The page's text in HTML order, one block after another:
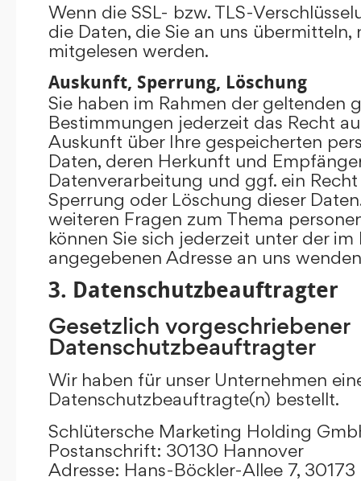
Wenn die SSL- bzw. TLS-
die Daten, die Sie an uns
mitgelesen werden.
Auskunft, Sperrung, Löschung
Sie haben im Rahmen der geltenden
Bestimmungen jederzeit das Recht
Auskunft über Ihre gespeicherten
Daten, deren Herkunft und
Datenverarbeitung und ggf. ein
Sperrung oder Löschung dieser
weiteren Fragen zum Thema
können Sie sich jederzeit unter der im
angegebenen Adresse an uns
3. Datenschutzbeauftragter
Gesetzlich vorgeschriebener
Datenschutzbeauftragter
Wir haben für unser Unternehmen
Datenschutzbeauftragte(n) bestellt.
Schlütersche Marketing Holding
Postanschrift: 30130 Hannover
Adresse: Hans-Böckler-Allee 7,